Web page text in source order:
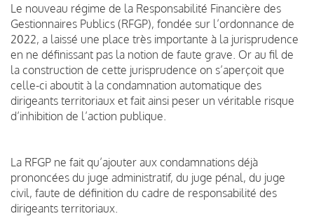
Le nouveau régime de la Responsabilité Financière des
Gestionnaires Publics (RFGP), fondée sur l’ordonnance de
2022, a laissé une place très importante à la jurisprudence
en ne définissant pas la notion de faute grave. Or au fil de
la construction de cette jurisprudence on s’aperçoit que
celle-ci aboutit à la condamnation automatique des
dirigeants territoriaux et fait ainsi peser un véritable risque
d’inhibition de l’action publique.
La RFGP ne fait qu’ajouter aux condamnations déjà
prononcées du juge administratif, du juge pénal, du juge
civil, faute de définition du cadre de responsabilité des
dirigeants territoriaux.